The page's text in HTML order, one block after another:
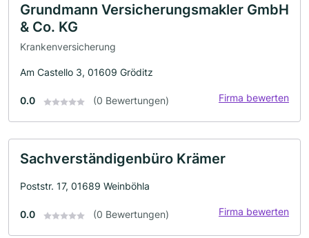
Grundmann Versicherungsmakler GmbH
& Co. KG
Krankenversicherung
Am Castello 3, 01609 Gröditz
0.0 (0 Bewertungen) Firma bewerten
Sachverständigenbüro Krämer
Poststr. 17, 01689 Weinböhla
0.0 (0 Bewertungen) Firma bewerten